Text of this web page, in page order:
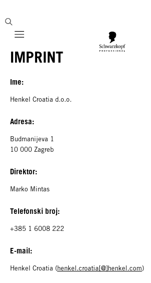
Mobile navigation
IMPRINT
Ime:
Henkel Croatia d.o.o.
Adresa:
Budmanijeva 1
10 000 Zagreb
Direktor:
Marko Mintas
Telefonski broj:
+385 1 6008 222
E-mail:
Henkel Croatia (henkel.croatia[@]henkel.com)